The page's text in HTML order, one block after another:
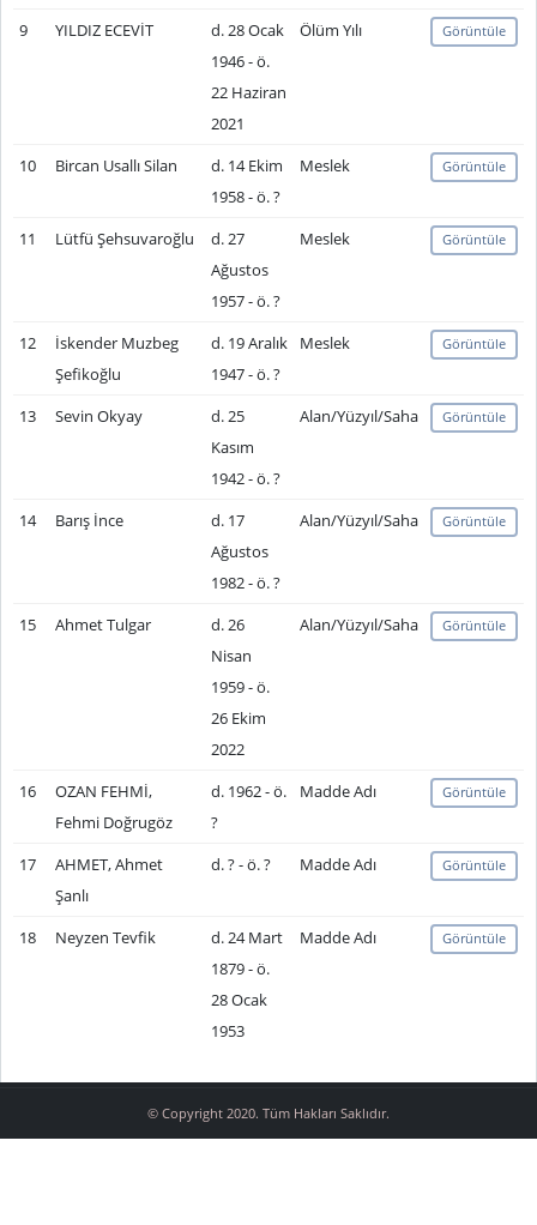
9 YILDIZ ECEVİT
d. 28 Ocak
1946 - ö.
22 Haziran
2021
Ölüm Yılı Görüntüle
10 Bircan Usallı Silan
d. 14 Ekim
1958 - ö. ?
Meslek Görüntüle
11 Lütfü Şehsuvaroğlu
d. 27
Ağustos
1957 - ö. ?
Meslek Görüntüle
12
İskender Muzbeg
Şefikoğlu
d. 19 Aralık
1947 - ö. ?
Meslek Görüntüle
13 Sevin Okyay
d. 25
Kasım
1942 - ö. ?
Alan/Yüzyıl/Saha Görüntüle
14 Barış İnce
d. 17
Ağustos
1982 - ö. ?
Alan/Yüzyıl/Saha Görüntüle
15 Ahmet Tulgar
d. 26
Nisan
1959 - ö.
26 Ekim
2022
Alan/Yüzyıl/Saha Görüntüle
16
OZAN FEHMİ,
Fehmi Doğrugöz
d. 1962 - ö.
?
Madde Adı Görüntüle
17
AHMET, Ahmet
Şanlı
d. ? - ö. ? Madde Adı Görüntüle
18 Neyzen Tevfik
d. 24 Mart
1879 - ö.
28 Ocak
1953
Madde Adı Görüntüle
© Copyright 2020. Tüm Hakları Saklıdır.